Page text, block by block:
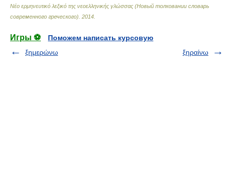
Νέο ερμηνευτικό λεξικό της νεοελληνικής γλώσσας (Новый толковании словарь
современного греческого) 2014
Игры ⚽
Поможем написать курсовую
ξημερώνω
ξηραίνω